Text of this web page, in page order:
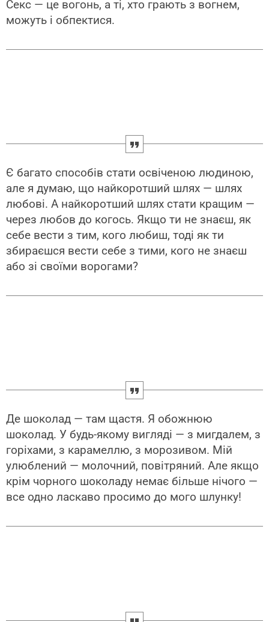
Секс — це вогонь, а ті, хто грають з вогнем,
можуть і обпектися.
Є багато способів стати освіченою людиною,
але я думаю, що найкоротший шлях — шлях
любові. А найкоротший шлях стати кращим —
через любов до когось. Якщо ти не знаєш, як
себе вести з тим, кого любиш, тоді як ти
збираєшся вести себе з тими, кого не знаєш
або зі своїми ворогами?
Де шоколад — там щастя. Я обожнюю
шоколад. У будь-якому вигляді — з мигдалем, з
горіхами, з карамеллю, з морозивом. Мій
улюблений — молочний, повітряний. Але якщо
крім чорного шоколаду немає більше нічого —
все одно ласкаво просимо до мого шлунку!